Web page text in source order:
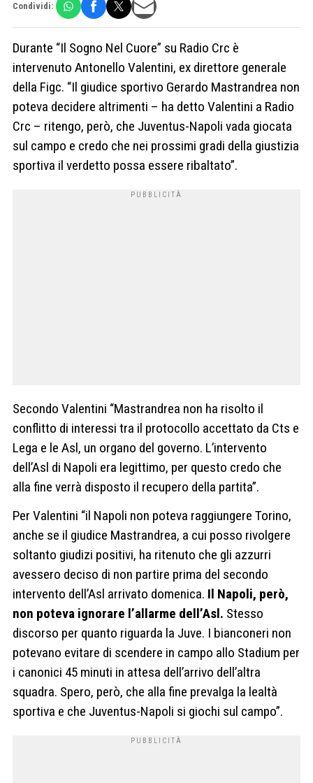
Condividi:
Durante “Il Sogno Nel Cuore” su Radio Crc è
intervenuto Antonello Valentini, ex direttore generale
della Figc. “Il giudice sportivo Gerardo Mastrandrea non
poteva decidere altrimenti – ha detto Valentini a Radio
Crc – ritengo, però, che Juventus-Napoli vada giocata
sul campo e credo che nei prossimi gradi della giustizia
sportiva il verdetto possa essere ribaltato”.
Secondo Valentini “Mastrandrea non ha risolto il
conflitto di interessi tra il protocollo accettato da Cts e
Lega e le Asl, un organo del governo. L’intervento
dell’Asl di Napoli era legittimo, per questo credo che
alla fine verrà disposto il recupero della partita”.
Per Valentini “il Napoli non poteva raggiungere Torino,
anche se il giudice Mastrandrea, a cui posso rivolgere
soltanto giudizi positivi, ha ritenuto che gli azzurri
avessero deciso di non partire prima del secondo
intervento dell’Asl arrivato domenica. Il Napoli, però,
non poteva ignorare l’allarme dell’Asl. Stesso
discorso per quanto riguarda la Juve. I bianconeri non
potevano evitare di scendere in campo allo Stadium per
i canonici 45 minuti in attesa dell’arrivo dell’altra
squadra. Spero, però, che alla fine prevalga la lealtà
sportiva e che Juventus-Napoli si giochi sul campo”.